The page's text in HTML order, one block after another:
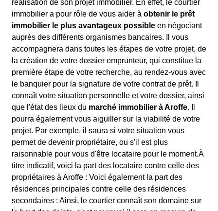
réalisation de son projet immobilier. En effet, le courtier
immobilier a pour rôle de vous aider à obtenir le prêt
immobilier le plus avantageux possible en négociant
auprès des différents organismes bancaires. Il vous
accompagnera dans toutes les étapes de votre projet, de
la création de votre dossier emprunteur, qui constitue la
première étape de votre recherche, au rendez-vous avec
le banquier pour la signature de votre contrat de prêt. Il
connaît votre situation personnelle et votre dossier, ainsi
que l'état des lieux du marché immobilier à Aroffe. Il
pourra également vous aiguiller sur la viabilité de votre
projet. Par exemple, il saura si votre situation vous
permet de devenir propriétaire, ou s'il est plus
raisonnable pour vous d'être locataire pour le moment.À
titre indicatif, voici la part des locataire contre celle des
propriétaires à Aroffe : Voici également la part des
résidences principales contre celle des résidences
secondaires : Ainsi, le courtier connaît son domaine sur